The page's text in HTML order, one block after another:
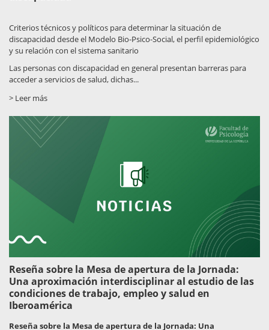
Criterios técnicos y políticos para determinar la situación de
discapacidad desde el Modelo Bio-Psico-Social, el perfil epidemiológico
y su relación con el sistema sanitario
Las personas con discapacidad en general presentan barreras para
acceder a servicios de salud, dichas...
> Leer más
Reseña sobre la Mesa de apertura de la Jornada:
Una aproximación interdisciplinar al estudio de las
condiciones de trabajo, empleo y salud en
Iberoamérica
Reseña sobre la Mesa de apertura de la Jornada: Una